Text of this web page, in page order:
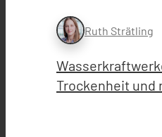
Ruth Strätling
Trockenheit und